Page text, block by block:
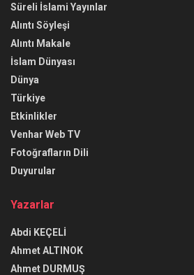
Süreli İslami Yayınlar
Alıntı Söyleşi
Alıntı Makale
İslam Dünyası
Dünya
Türkiye
Etkinlikler
Venhar Web TV
Fotoğrafların Dili
Duyurular
Yazarlar
Abdi KEÇELİ
Ahmet ALTINOK
Ahmet DURMUŞ